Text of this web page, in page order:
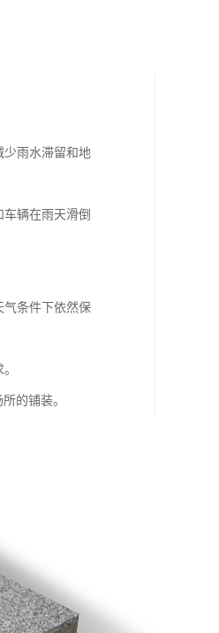
少雨水滞留和地
辆在雨天滑倒
气条件下依然保
的铺装。